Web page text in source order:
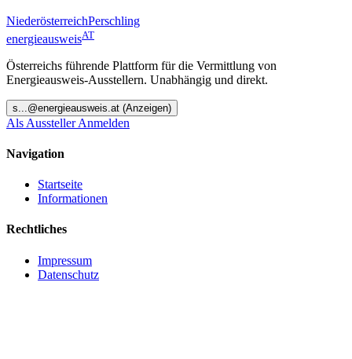
NiederösterreichPerschling
energieausweisAT
Österreichs führende Plattform für die Vermittlung von
Energieausweis-Ausstellern. Unabhängig und direkt.
s ...@energieausweis.at (Anzeigen)
Als Aussteller Anmelden
Navigation
Startseite
Informationen
Rechtliches
Impressum
Datenschutz